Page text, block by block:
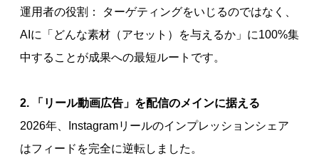
運用者の役割： ターゲティングをいじるのではなく、
AIに「どんな素材（アセット）を与えるか」に100%集
中することが成果への最短ルートです。
2. 「リール動画広告」を配信のメインに据える
2026年、Instagramリールのインプレッションシェア
はフィードを完全に逆転しました。